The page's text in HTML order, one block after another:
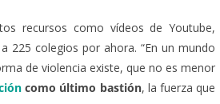
recursos como vídeos de Youtube,
225 colegios por ahora. “En un mundo
de violencia existe, que no es menor
como último bastión, la fuerza que